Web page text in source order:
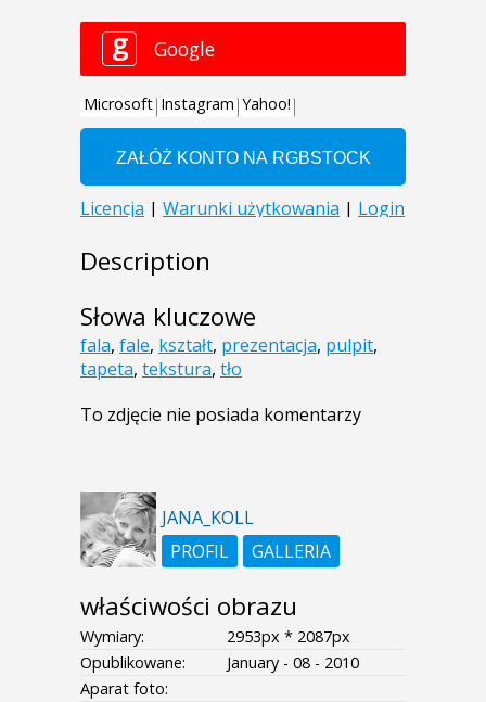
Description
Słowa kluczowe
fala, fale, kształt, prezentacja, pulpit,
tapeta, tekstura, tło
To zdjęcie nie posiada komentarzy
JANA_KOLL
PROFIL
GALLERIA
właściwości obrazu
Wymiary:
2953px * 2087px
Opublikowane:
January - 08 - 2010
Aparat foto: